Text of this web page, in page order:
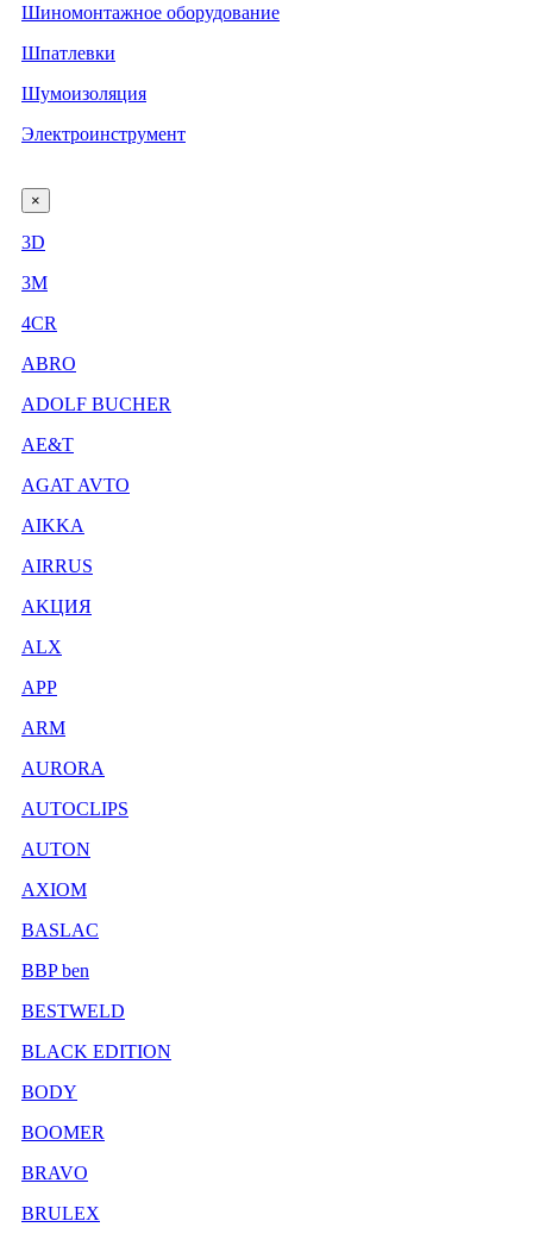
Шиномонтажное оборудование
Шпатлевки
Шумоизоляция
Электроинструмент
×
3D
3М
4CR
ABRO
ADOLF BUCHER
AE&T
AGAT AVTO
AIKKA
AIRRUS
AKЦИЯ
ALX
APP
ARM
AURORA
AUTOCLIPS
AUTON
AXIOM
BASLAC
BBP ben
BESTWELD
BLACK EDITION
BODY
BOOMER
BRAVO
BRULEX